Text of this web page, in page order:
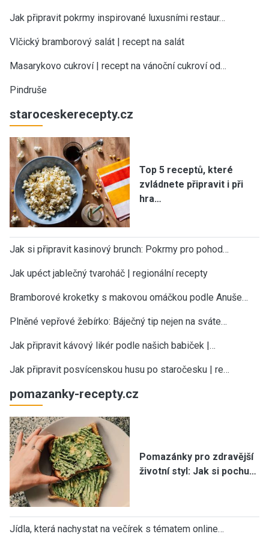
Jak připravit pokrmy inspirované luxusními restaur…
Vlčický bramborový salát | recept na salát
Masarykovo cukroví | recept na vánoční cukroví od…
Pindruše
staroceskerecepty.cz
Top 5 receptů, které
zvládnete připravit i při
hra…
Jak si připravit kasinový brunch: Pokrmy pro pohod…
Jak upéct jablečný tvaroháč | regionální recepty
Bramborové kroketky s makovou omáčkou podle Anuše…
Plněné vepřové žebírko: Báječný tip nejen na sváte…
Jak připravit kávový likér podle našich babiček |…
Jak připravit posvícenskou husu po staročesku | re…
pomazanky-recepty.cz
Pomazánky pro zdravější
životní styl: Jak si pochu…
Jídla, která nachystat na večírek s tématem online…